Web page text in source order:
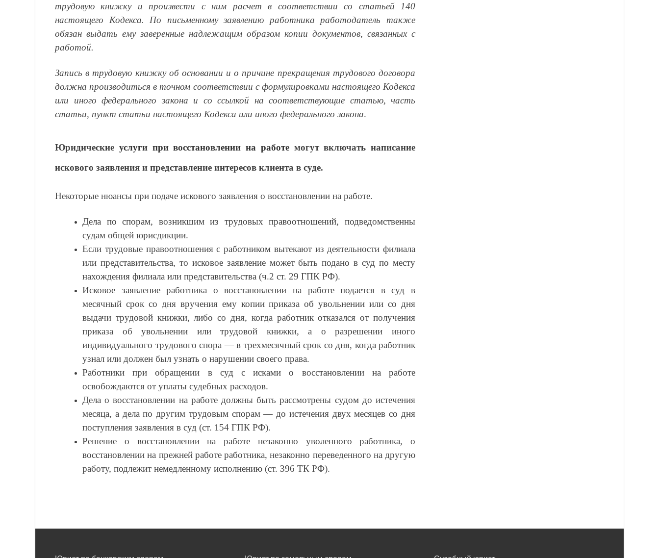
трудовую книжку и произвести с ним расчет в соответствии со статьей 140
настоящего Кодекса. По письменному заявлению работника работодатель также
обязан выдать ему заверенные надлежащим образом копии документов, связанных с
работой.
Запись в трудовую книжку об основании и о причине прекращения трудового договора
должна производиться в точном соответствии с формулировками настоящего Кодекса
или иного федерального закона и со ссылкой на соответствующие статью, часть
статьи, пункт статьи настоящего Кодекса или иного федерального закона.
Юридические услуги при восстановлении на работемогут включать написание
искового заявления и представление интересов клиента в суде.
Некоторые нюансы при подаче искового заявления о восстановлении на работе.
Дела по спорам, возникшим из трудовых правоотношений, подведомственны
судам общей юрисдикции.
Если трудовые правоотношения с работником вытекают из деятельности филиала
или представительства, то исковое заявление может быть подано в суд по месту
нахождения филиала или представительства (ч.2 ст. 29 ГПК РФ).
Исковое заявление работника о восстановлении на работе подается в суд в
месячный срок со дня вручения ему копии приказа об увольнении или со дня
выдачи трудовой книжки, либо со дня, когда работник отказался от получения
приказа об увольнении или трудовой книжки, а о разрешении иного
индивидуального трудового спора — в трехмесячный срок со дня, когда работник
узнал или должен был узнать о нарушении своего права.
Работники при обращении в суд с исками о восстановлении на работе
освобождаются от уплаты судебных расходов.
Дела о восстановлении на работе должны быть рассмотрены судом до истечения
месяца, а дела по другим трудовым спорам — до истечения двух месяцев со дня
поступления заявления в суд (ст. 154 ГПК РФ).
Решение о восстановлении на работе незаконно уволенного работника, о
восстановлении на прежней работе работника, незаконно переведенного на другую
работу, подлежит немедленному исполнению (ст. 396 ТК РФ).